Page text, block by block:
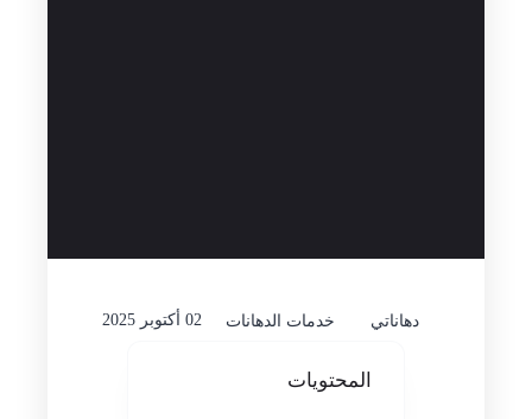
دهاناتي خدمات الدهانات 02 أكتوبر 2025
المحتويات